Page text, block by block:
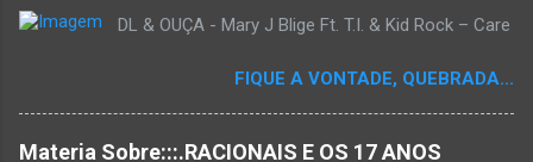
DL & OUÇA - Mary J Blige Ft. T.I. & Kid Rock – Care
FIQUE A VONTADE, QUEBRADA...
Materia Sobre:::.RACIONAIS E OS 17 ANOS